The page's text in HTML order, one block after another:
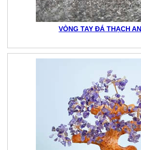
VÒNG TAY ĐÁ THẠCH